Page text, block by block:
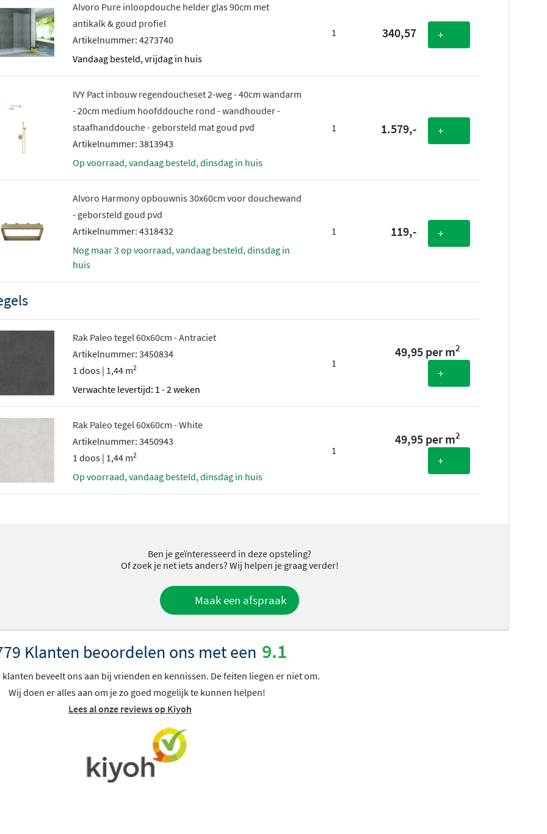
Alvoro Pure inloopdouche helder glas 90cm met
antikalk & goud profiel
Artikelnummer: 4273740
vandaag besteld, vrijdag in huis
1 340,57 +
IVY Pact inbouw regendoucheset 2-weg - 40cm wandarm
- 20cm medium hoofddouche rond - wandhouder -
staafhanddouche - geborsteld mat goud pvd
Artikelnummer: 3813943
Op voorraad, vandaag besteld, dinsdag in huis
1 1.579,- +
Alvoro Harmony opbouwnis 30x60cm voor douchewand
- geborsteld goud pvd
Artikelnummer: 4318432
Nog maar 3 op voorraad, vandaag besteld, dinsdag in
huis
1 119,- +
Rak Paleo tegel 60x60cm - Antraciet
Artikelnummer: 3450834
1 doos | 1,44 m2
Verwachte levertijd: 1 - 2 weken
1
49,95 per m2
+
Rak Paleo tegel 60x60cm - White
Artikelnummer: 3450943
1 doos | 1,44 m2
Op voorraad, vandaag besteld, dinsdag in huis
1
49,95 per m2
+
Ben je geïnteresseerd in deze opsteling?
Of zoek je net iets anders? Wij helpen je graag verder!
Maak een afspraak
Klanten beoordelen ons met een 9.1
klanten beveelt ons aan bij vrienden en kennissen. De feiten liegen er niet om.
Wij doen er alles aan om je zo goed mogelijk te kunnen helpen!
Lees al onze reviews op Kiyoh